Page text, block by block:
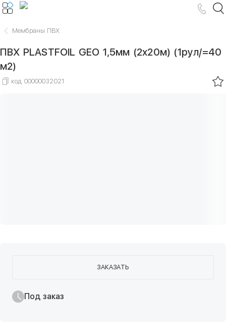
Мембраны ПВХ
ПВХ PLASTFOIL GEO 1,5мм (2х20м) (1рул/=40
м2)
код 00000032021
ЗАКАЗАТЬ
Под заказ